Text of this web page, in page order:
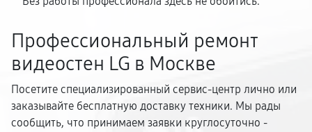
Профессиональный ремонт
видеостен LG в Москве
Посетите специализированный сервис-центр лично или
заказывайте бесплатную доставку техники. Мы рады
сообщить, что принимаем заявки круглосуточно -